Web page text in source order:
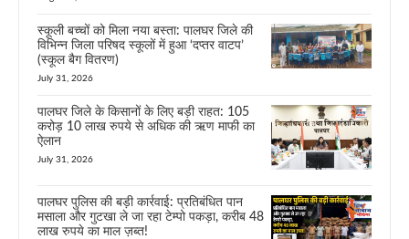
स्कूली बच्चों को मिला नया बस्ता: पालघर जिले की
विभिन्न जिला परिषद स्कूलों में हुआ ‘दप्तर वाटप’
(स्कूल बैग वितरण)
July 31, 2026
पालघर जिले के किसानों के लिए बड़ी राहत: 105
करोड़ 10 लाख रुपये से अधिक की ऋण माफी का
ऐलान
July 31, 2026
पालघर पुलिस की बड़ी कार्रवाई: प्रतिबंधित पान
मसाला और गुटखा ले जा रहा टेम्पो पकड़ा, करीब 48
लाख रुपये का माल ज़ब्त!